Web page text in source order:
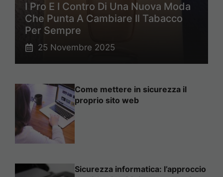
I Pro E I Contro Di Una Nuova Moda
Che Punta A Cambiare Il Tabacco
Per Sempre
25 Novembre 2025
Come mettere in sicurezza il
proprio sito web
Sicurezza informatica: l’approccio